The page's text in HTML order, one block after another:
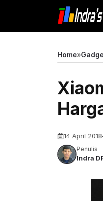
isi
Home»
14 April 2018
Penulis
Indra